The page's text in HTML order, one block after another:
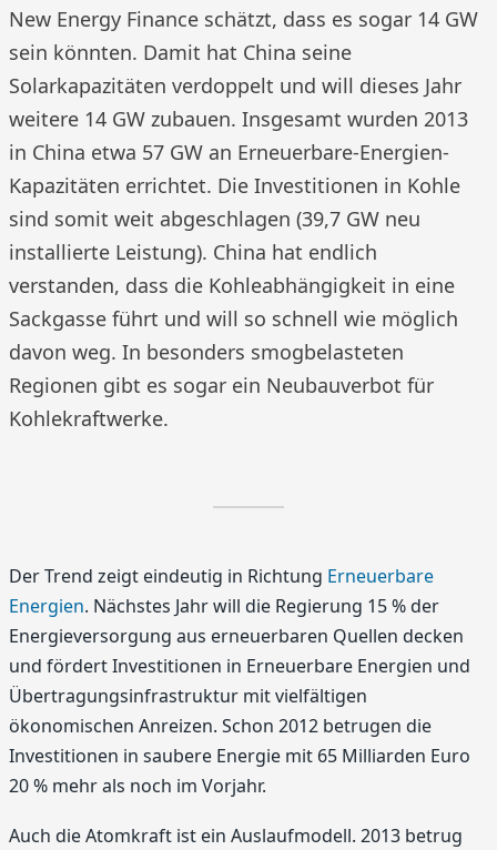
New Energy Finance schätzt, dass es sogar 14 GW
sein könnten. Damit hat China seine
Solarkapazitäten verdoppelt und will dieses Jahr
weitere 14 GW zubauen. Insgesamt wurden 2013
in China etwa 57 GW an Erneuerbare-Energien-
Kapazitäten errichtet. Die Investitionen in Kohle
sind somit weit abgeschlagen (39,7 GW neu
installierte Leistung). China hat endlich
verstanden, dass die Kohleabhängigkeit in eine
Sackgasse führt und will so schnell wie möglich
davon weg. In besonders smogbelasteten
Regionen gibt es sogar ein Neubauverbot für
Kohlekraftwerke.
Der Trend zeigt eindeutig in Richtung Erneuerbare
Energien. Nächstes Jahr will die Regierung 15 % der
Energieversorgung aus erneuerbaren Quellen decken
und fördert Investitionen in Erneuerbare Energien und
Übertragungsinfrastruktur mit vielfältigen
ökonomischen Anreizen. Schon 2012 betrugen die
Investitionen in saubere Energie mit 65 Milliarden Euro
20 % mehr als noch im Vorjahr.
Auch die Atomkraft ist ein Auslaufmodell. 2013 betrug